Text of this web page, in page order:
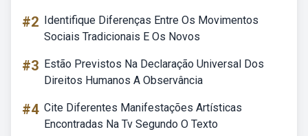
#2 Identifique Diferenças Entre Os Movimentos
Sociais Tradicionais E Os Novos
#3 Estão Previstos Na Declaração Universal Dos
Direitos Humanos A Observância
#4 Cite Diferentes Manifestações Artísticas
Encontradas Na Tv Segundo O Texto